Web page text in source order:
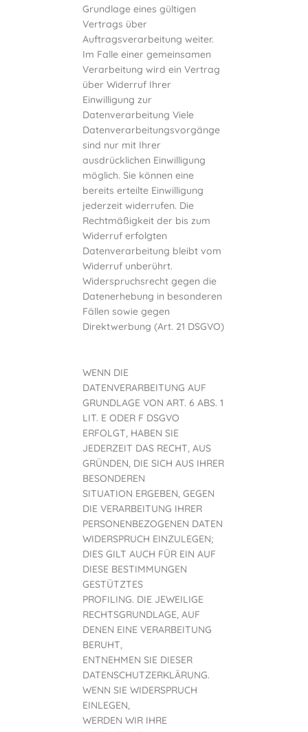
Grundlage eines gültigen
Vertrags über
Auftragsverarbeitung weiter.
Im Falle einer gemeinsamen
Verarbeitung wird ein Vertrag
über Widerruf Ihrer
Einwilligung zur
Datenverarbeitung Viele
Datenverarbeitungsvorgänge
sind nur mit Ihrer
ausdrücklichen Einwilligung
möglich. Sie können eine
bereits erteilte Einwilligung
jederzeit widerrufen. Die
Rechtmäßigkeit der bis zum
Widerruf erfolgten
Datenverarbeitung bleibt vom
Widerruf unberührt.
Widerspruchsrecht gegen die
Datenerhebung in besonderen
Fällen sowie gegen
Direktwerbung (Art. 21 DSGVO)
WENN DIE
DATENVERARBEITUNG AUF
GRUNDLAGE VON ART. 6 ABS. 1
LIT. E ODER F DSGVO
ERFOLGT, HABEN SIE
JEDERZEIT DAS RECHT, AUS
GRÜNDEN, DIE SICH AUS IHRER
BESONDEREN
SITUATION ERGEBEN, GEGEN
DIE VERARBEITUNG IHRER
PERSONENBEZOGENEN DATEN
WIDERSPRUCH EINZULEGEN;
DIES GILT AUCH FÜR EIN AUF
DIESE BESTIMMUNGEN
GESTÜTZTES
PROFILING. DIE JEWEILIGE
RECHTSGRUNDLAGE, AUF
DENEN EINE VERARBEITUNG
BERUHT,
ENTNEHMEN SIE DIESER
DATENSCHUTZERKLÄRUNG.
WENN SIE WIDERSPRUCH
EINLEGEN,
WERDEN WIR IHRE